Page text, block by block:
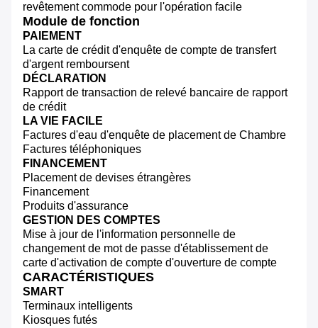
revêtement commode pour l'opération facile
Module de fonction
PAIEMENT
La carte de crédit d'enquête de compte de transfert
d'argent remboursent
DÉCLARATION
Rapport de transaction de relevé bancaire de rapport
de crédit
LA VIE FACILE
Factures d'eau d'enquête de placement de Chambre
Factures téléphoniques
FINANCEMENT
Placement de devises étrangères
Financement
Produits d'assurance
GESTION DES COMPTES
Mise à jour de l'information personnelle de
changement de mot de passe d'établissement de
carte d'activation de compte d'ouverture de compte
CARACTÉRISTIQUES
SMART
Terminaux intelligents
Kiosques futés